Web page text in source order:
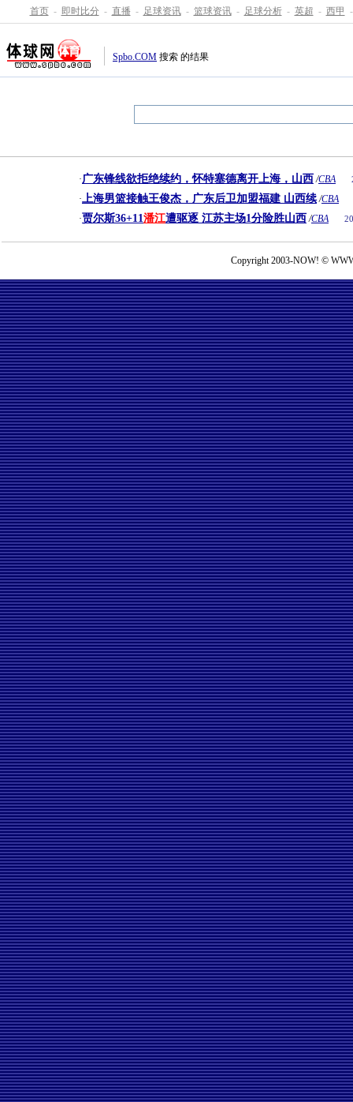
首页 - 即时比分 - 直播 - 足球资讯 - 篮球资讯 - 足球分析 - 英超 - 西甲 -
Spbo.COM 搜索 的结果
·广东锋线欲拒绝续约，怀特塞德离开上海，山西 /CBA
·上海男篮接触王俊杰，广东后卫加盟福建 山西续 /CBA
·贾尔斯36+11潘江遭驱逐 江苏主场1分险胜山西 /CBA
Copyright 2003-NOW! ©